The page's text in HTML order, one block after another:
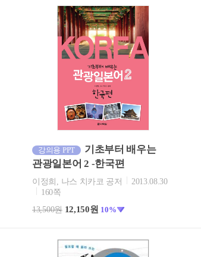
강의용 PPT
기초부터 배우는
관광일본어 2 -한국편
이정희, 나스 치카코 공저
2013.08.30
160쪽
13,500원 12,150원 10%